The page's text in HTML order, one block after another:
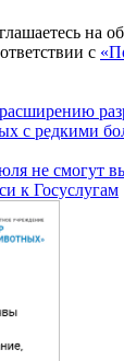
на
с
с редкими
не смогут
к Госуслугам